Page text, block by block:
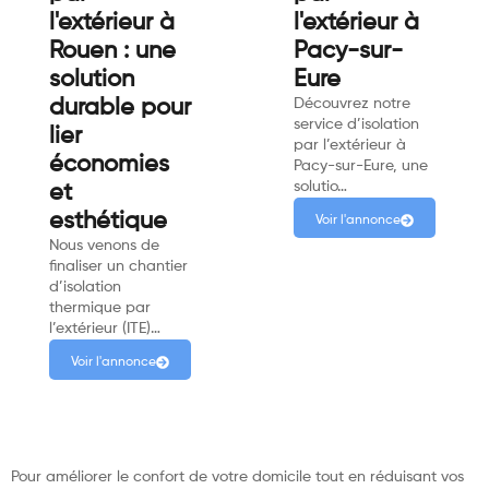
l'extérieur à
Rouen : une
solution
durable pour
lier
économies
et
esthétique
Nous venons de
finaliser un chantier
d’isolation
thermique par
l’extérieur (ITE)…
Voir l'annonce
l'extérieur à
Pacy-sur-
Eure
Découvrez notre
service d’isolation
par l’extérieur à
Pacy-sur-Eure, une
solutio…
Voir l'annonce
Pour améliorer le confort de votre domicile tout en réduisant vos